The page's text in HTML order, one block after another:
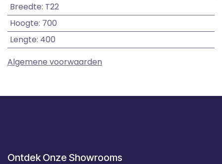
Breedte: T22
Hoogte: 700
Lengte: 400
Algemene voorwaarden
Ontdek Onze Showrooms